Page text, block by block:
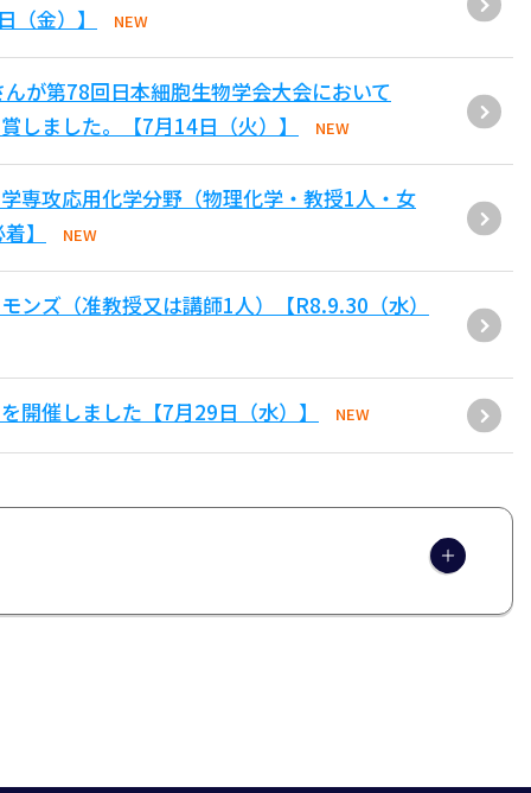
金）】
NEW
が第78回日本細胞生物学会大会において
しました。【7月14日（火）】
NEW
専攻応用化学分野（物理化学・教授1人・女
】
NEW
ズ（准教授又は講師1人）【R8.9.30（水）
開催しました【7月29日（水）】 NEW